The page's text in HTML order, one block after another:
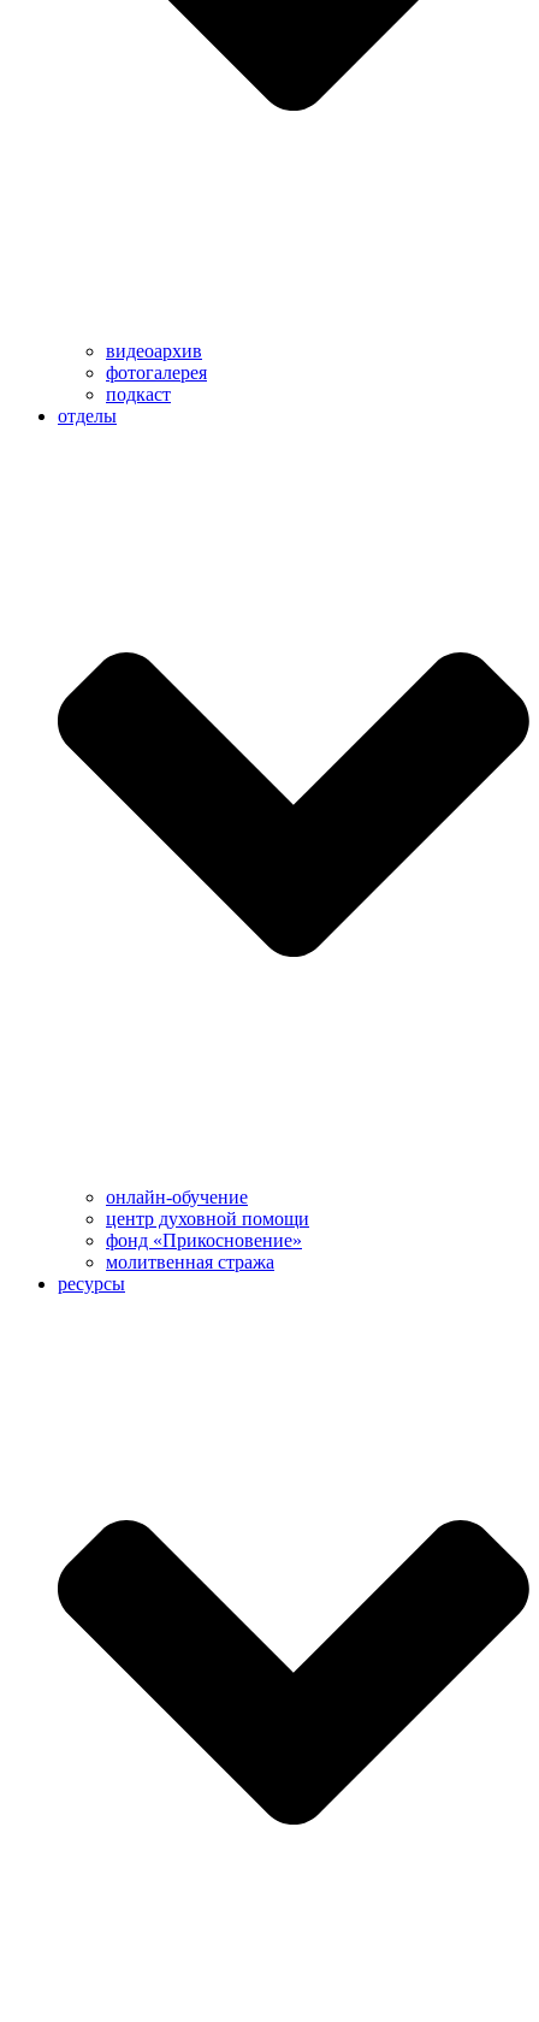
видеоархив
фотогалерея
подкаст
отделы
онлайн-обучение
центр духовной помощи
фонд «Прикосновение»
молитвенная стража
ресурсы